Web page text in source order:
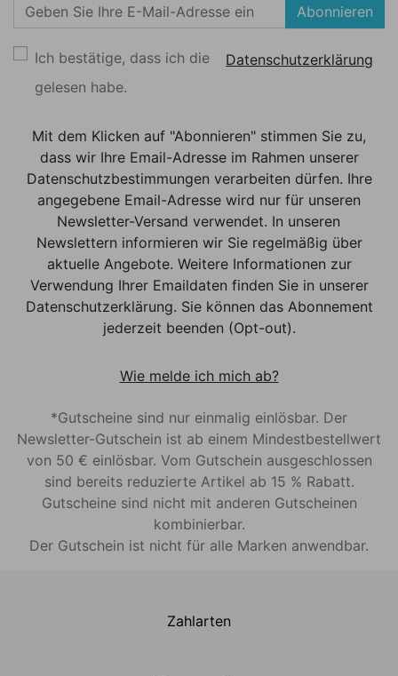
Abonnieren
Ich bestätige, dass ich die
Datenschutzerklärung
gelesen habe.
Mit dem Klicken auf "Abonnieren" stimmen Sie zu,
dass wir Ihre Email-Adresse im Rahmen unserer
Datenschutzbestimmungen verarbeiten dürfen. Ihre
angegebene Email-Adresse wird nur für unseren
Newsletter-Versand verwendet. In unseren
Newslettern informieren wir Sie regelmäßig über
aktuelle Angebote. Weitere Informationen zur
Verwendung Ihrer Emaildaten finden Sie in unserer
Datenschutzerklärung. Sie können das Abonnement
jederzeit beenden (Opt-out).
Wie melde ich mich ab?
*Gutscheine sind nur einmalig einlösbar. Der
Newsletter-Gutschein ist ab einem Mindestbestellwert
von 50 € einlösbar. Vom Gutschein ausgeschlossen
sind bereits reduzierte Artikel ab 15 % Rabatt.
Gutscheine sind nicht mit anderen Gutscheinen
kombinierbar.
Der Gutschein ist nicht für alle Marken anwendbar.
Zahlarten